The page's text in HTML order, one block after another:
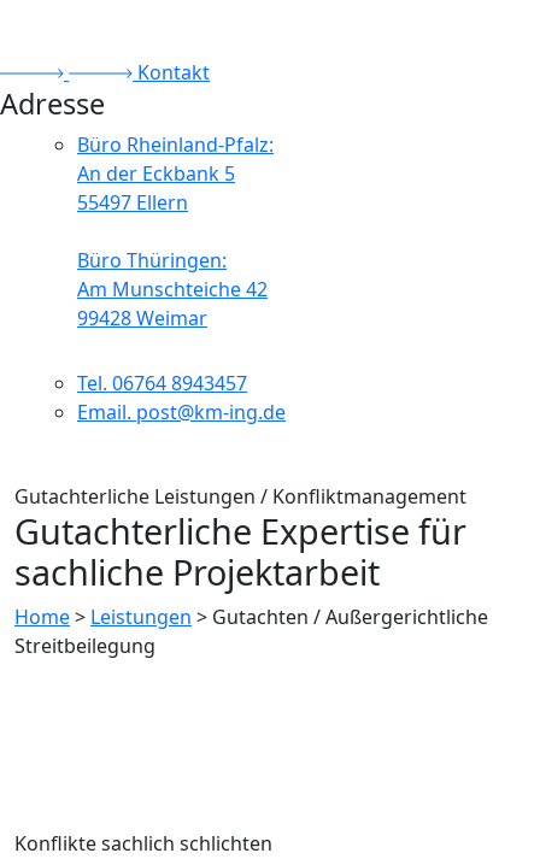
Kontakt
Adresse
Büro Rheinland-Pfalz:
An der Eckbank 5
55497 Ellern
Büro Thüringen:
Am Munschteiche 42
99428 Weimar
Tel. 06764 8943457
Email. post@km-ing.de
Gutachterliche Leistungen / Konfliktmanagement
Gutachterliche Expertise für
sachliche Projektarbeit
Home> Leistungen > Gutachten / Außergerichtliche
Streitbeilegung
Konflikte sachlich schlichten